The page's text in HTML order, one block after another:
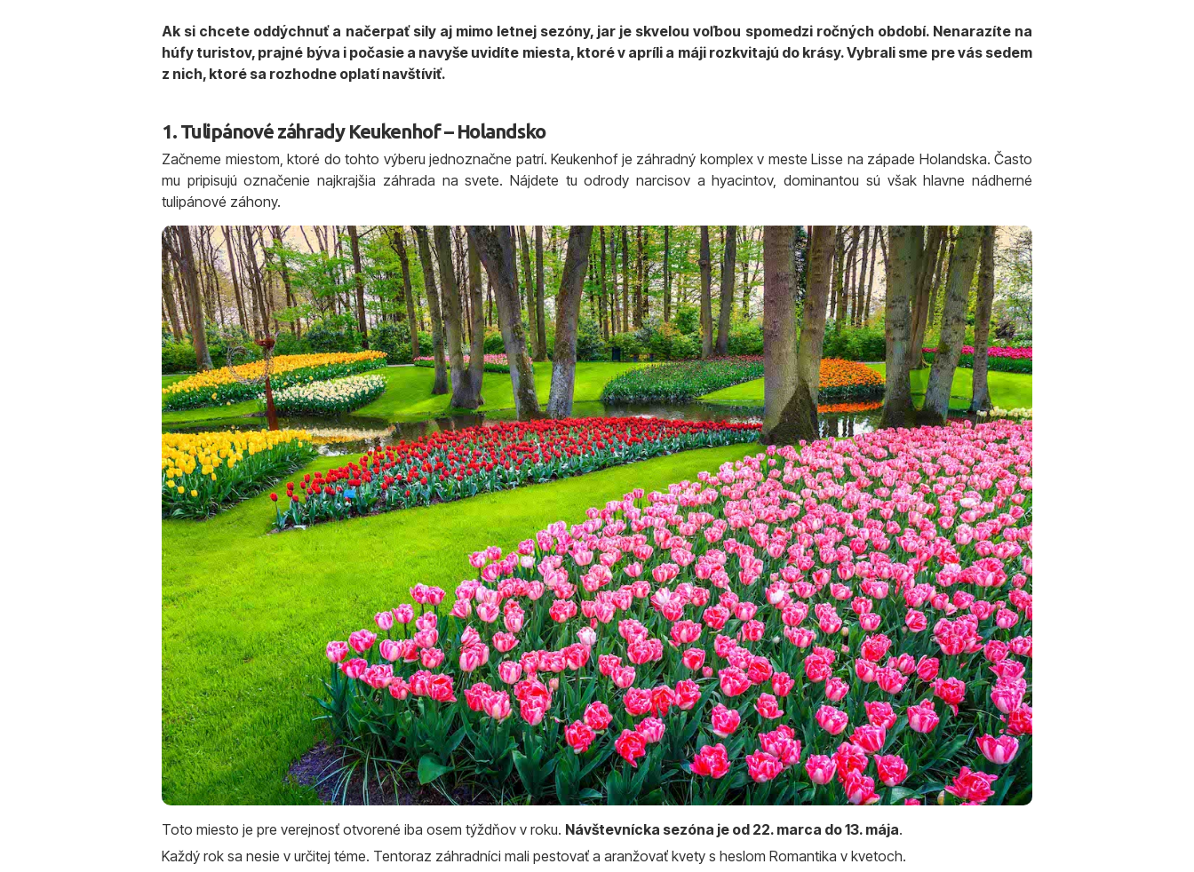
Ak si chcete oddýchnuť a načerpať sily aj mimo letnej sezóny, jar je skvelou voľbou spomedzi ročných období. Nenarazíte na
húfy turistov, prajné býva i počasie a navyše uvidíte miesta, ktoré v apríli a máji rozkvitajú do krásy. Vybrali sme pre vás sedem
z nich, ktoré sa rozhodne oplatí navštíviť.
1. Tulipánové záhrady Keukenhof – Holandsko
Začneme miestom, ktoré do tohto výberu jednoznačne patrí. Keukenhof je záhradný komplex v meste Lisse na západe Holandska. Často
mu pripisujú označenie najkrajšia záhrada na svete. Nájdete tu odrody narcisov a hyacintov, dominantou sú však hlavne nádherné
tulipánové záhony.
Toto miesto je pre verejnosť otvorené iba osem týždňov v roku. Návštevnícka sezóna je od 22. marca do 13. mája.
Každý rok sa nesie v určitej téme. Tentoraz záhradníci mali pestovať a aranžovať kvety s heslom Romantika v kvetoch.